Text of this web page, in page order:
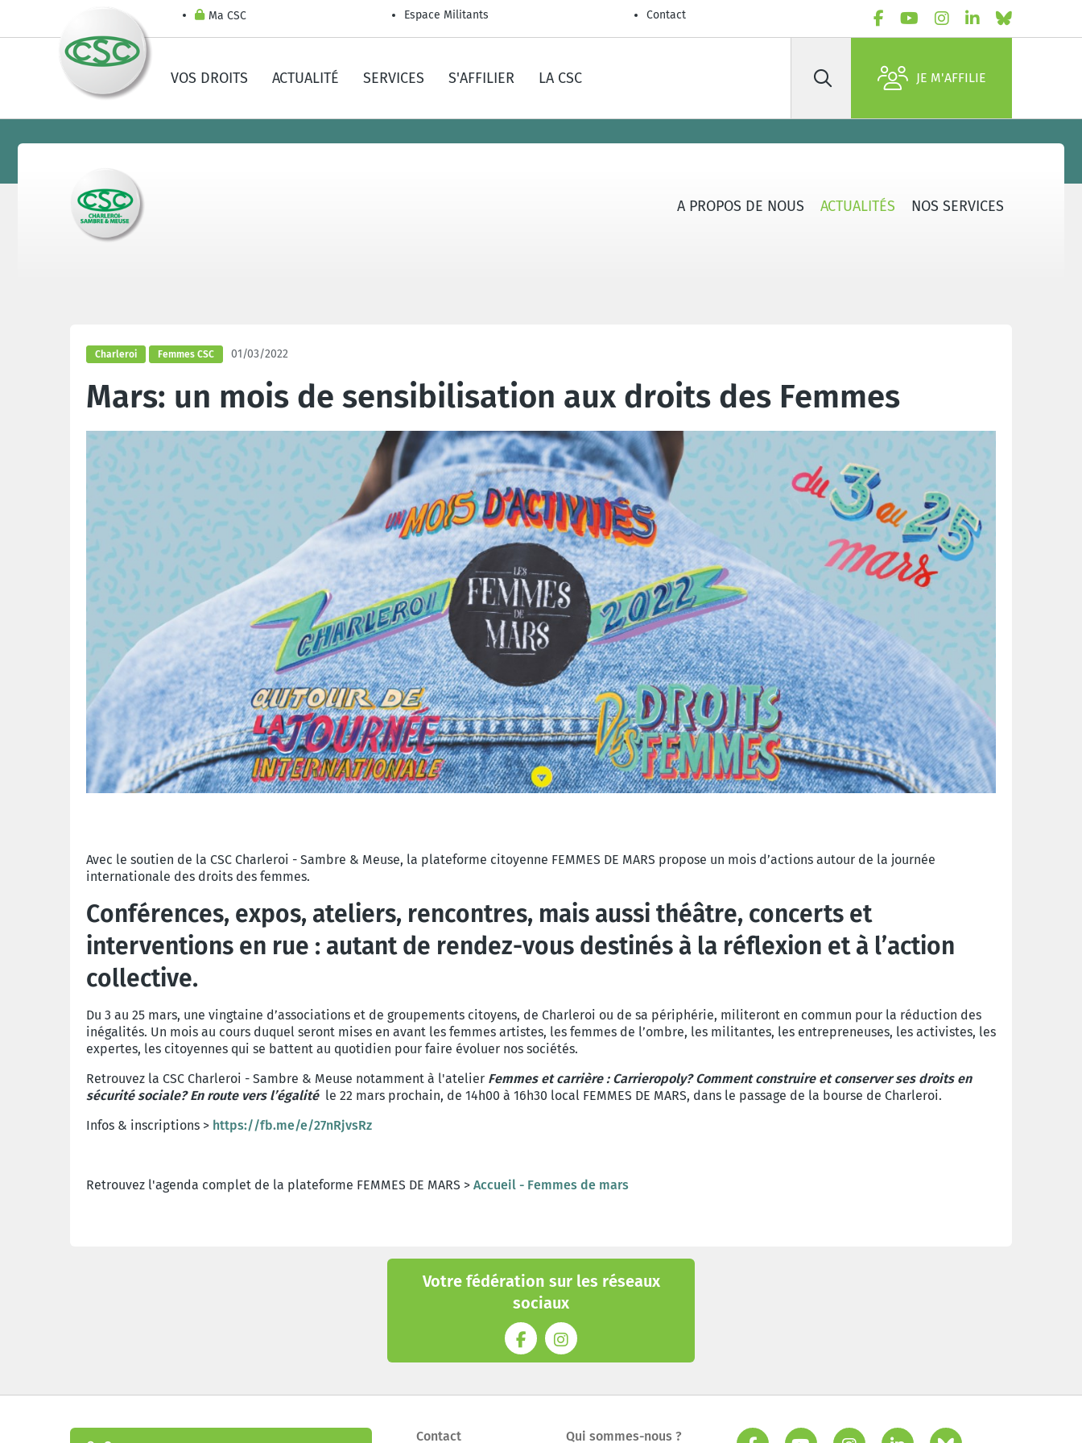
Ma CSC Espace Militants Contact
VOS DROITS ACTUALITÉ SERVICES S'AFFILIER LA CSC Rechercher JE M'AFFILIE
A PROPOS DE NOUS ACTUALITÉS NOS SERVICES
Charleroi Femmes CSC 01/03/2022
Mars: un mois de sensibilisation aux droits des Femmes
Avec le soutien de la CSC Charleroi - Sambre & Meuse, la plateforme citoyenne FEMMES DE MARS propose un mois d’actions autour de la journée
internationale des droits des femmes.
Conférences, expos, ateliers, rencontres, mais aussi théâtre, concerts et
interventions en rue : autant de rendez-vous destinés à la réflexion et à l’action
collective.
Du 3 au 25 mars, une vingtaine d’associations et de groupements citoyens, de Charleroi ou de sa périphérie, militeront en commun pour la réduction des
inégalités. Un mois au cours duquel seront mises en avant les femmes artistes, les femmes de l’ombre, les militantes, les entrepreneuses, les activistes, les
expertes, les citoyennes qui se battent au quotidien pour faire évoluer nos sociétés.
Retrouvez la CSC Charleroi - Sambre & Meuse notamment à l'atelier Femmes et carrière : Carrieropoly? Comment construire et conserver ses droits en
sécurité sociale? En route vers l’égalitéle 22 mars prochain, de 14h00 à 16h30 local FEMMES DE MARS, dans le passage de la bourse de Charleroi.
Infos & inscriptions > https://fb.me/e/27nRjvsRz
Retrouvez l'agenda complet de la plateforme FEMMES DE MARS > Accueil - Femmes de mars
Votre fédération sur les réseaux
sociaux
Contact Qui sommes-nous ?